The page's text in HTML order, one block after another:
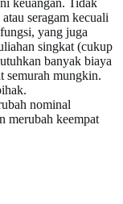
keuangan. Tidak
seragam kecuali
yang juga
singkat (cukup
banyak biaya
semurah mungkin.
nominal
merubah keempat